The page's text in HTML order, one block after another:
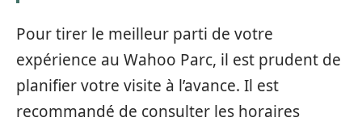
Pour tirer le meilleur parti de votre
expérience au Wahoo Parc, il est prudent de
planifier votre visite à l’avance. Il est
recommandé de consulter les horaires